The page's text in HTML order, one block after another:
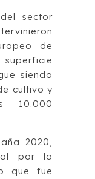
sector
de
siendo
cultivo y
10.000
2020,
por la
que fue